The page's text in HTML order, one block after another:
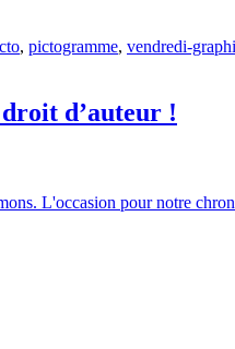
, pictogramme, vendredi-
d’auteur !
L'occasion pour notre